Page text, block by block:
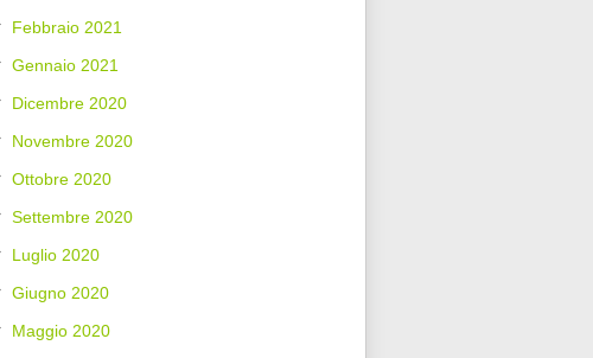
Febbraio 2021
Gennaio 2021
Dicembre 2020
Novembre 2020
Ottobre 2020
Settembre 2020
Luglio 2020
Giugno 2020
Maggio 2020